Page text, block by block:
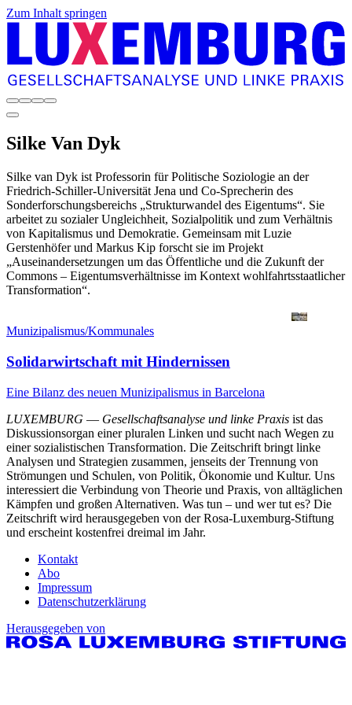
Zum Inhalt springen
Silke Van Dyk
Silke van Dyk ist Professorin für Politische Soziologie an der
Friedrich-Schiller-Universität Jena und Co-Sprecherin des
Sonderforschungsbereichs „Strukturwandel des Eigentums“. Sie
arbeitet zu sozialer Ungleichheit, Sozialpolitik und zum Verhältnis
von Kapitalismus und Demokratie. Gemeinsam mit Luzie
Gerstenhöfer und Markus Kip forscht sie im Projekt
„Auseinandersetzungen um das Öffentliche und die Zukunft der
Commons – Eigentumsverhältnisse im Kontext wohlfahrtsstaatlicher
Transformation“.
Munizipalismus/Kommunales
Solidarwirtschaft mit Hindernissen
Eine Bilanz des neuen Munizipalismus in Barcelona
LUXEMBURG — Gesellschaftsanalyse und linke Praxis ist das
Diskussionsorgan einer pluralen Linken und sucht nach Wegen zu
einer sozialistischen Transformation. Die Zeitschrift bringt linke
Analysen und Strategien zusammen, jenseits der Trennung von
Strömungen und Schulen, von Politik, Ökonomie und Kultur. Uns
interessiert die Verbindung von Theorie und Praxis, von alltäglichen
Kämpfen und großen Alternativen. Was tun – und wer tut es? Die
Zeitschrift wird herausgegeben von der Rosa-Luxemburg-Stiftung
und erscheint kostenfrei dreimal im Jahr.
Kontakt
Abo
Impressum
Datenschutzerklärung
Herausgegeben von